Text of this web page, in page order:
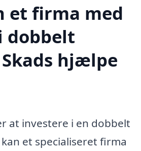
et firma med
dobbelt
hjælpe
at investere i en dobbelt
et specialiseret firma